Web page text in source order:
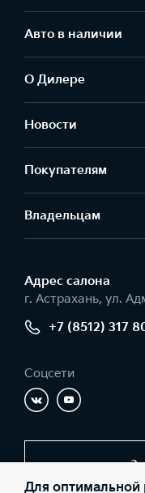
Авто в наличии
О Дилере
Новости
Покупателям
Владельцам
Адрес салонa
г. Астрахань, ул.
+7 (8512) 317
Соцсети
Для оптимальной